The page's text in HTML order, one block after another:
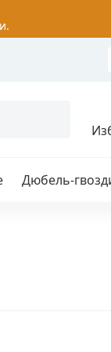
Дюбель-